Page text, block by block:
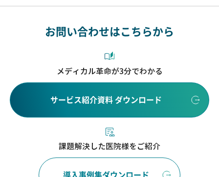
お問い合わせはこちらから
メディカル革命が3分でわかる
サービス紹介資料 ダウンロード
課題解決した医院様をご紹介
導入事例集ダウンロード